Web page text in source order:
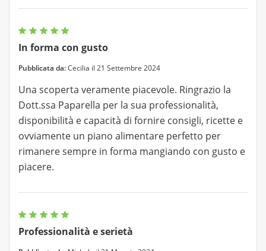
In forma con gusto
Pubblicata da:Cecilia il 21 Settembre 2024
Una scoperta veramente piacevole. Ringrazio la
Dott.ssa Paparella per la sua professionalità,
disponibilità e capacità di fornire consigli, ricette e
ovviamente un piano alimentare perfetto per
rimanere sempre in forma mangiando con gusto e
piacere.
Professionalità e serietà